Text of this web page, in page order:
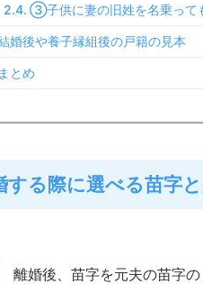
③子供に妻の旧姓を名乗って
婚後や養子縁組後の戸籍の見本
まとめ
する際に選べる苗字
離婚後、苗字を元夫の苗字